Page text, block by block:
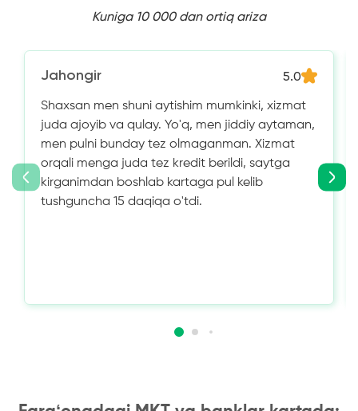
Kuniga 10 000 dan ortiq ariza
Jahongir 5.0
Shaxsan men shuni aytishim mumkinki, xizmat
juda ajoyib va ​​qulay. Yo'q, men jiddiy aytaman,
men pulni bunday tez olmaganman. Xizmat
orqali menga juda tez kredit berildi, saytga
kirganimdan boshlab kartaga pul kelib
tushguncha 15 daqiqa o'tdi.